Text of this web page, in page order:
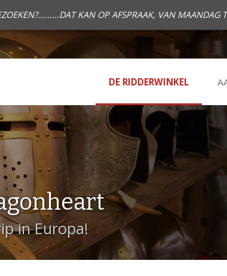
KAN OP AFSPRAAK, VAN MAANDAG
DE RIDDERWINKEL
in Europa!